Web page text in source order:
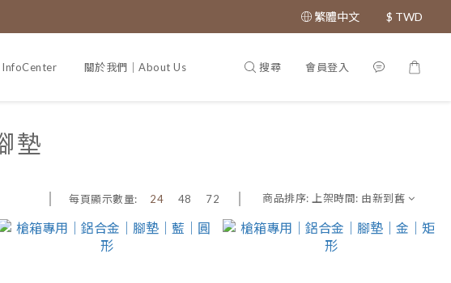
繁體中文 $ TWD
InfoCenter 關於我們｜About Us 專利證書｜Patent
搜尋 會員登入
墊
每頁顯示數量: 24 48 72 商品排序: 上架時間: 由新到舊